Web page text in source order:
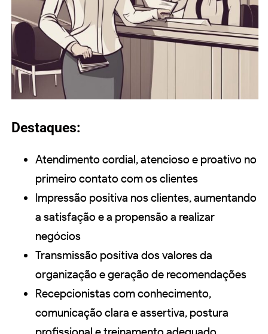
Destaques:
Atendimento cordial, atencioso e proativo no
primeiro contato com os clientes
Impressão positiva nos clientes, aumentando
a satisfação e a propensão a realizar
negócios
Transmissão positiva dos valores da
organização e geração de recomendações
Recepcionistas com conhecimento,
comunicação clara e assertiva, postura